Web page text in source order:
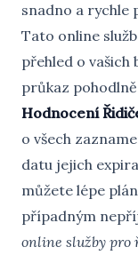
snadno a rychle
Tato online
přehled o vašich
průkaz
Hodnocení
o všech
datu jejich
můžete lépe
případným
online služby pro